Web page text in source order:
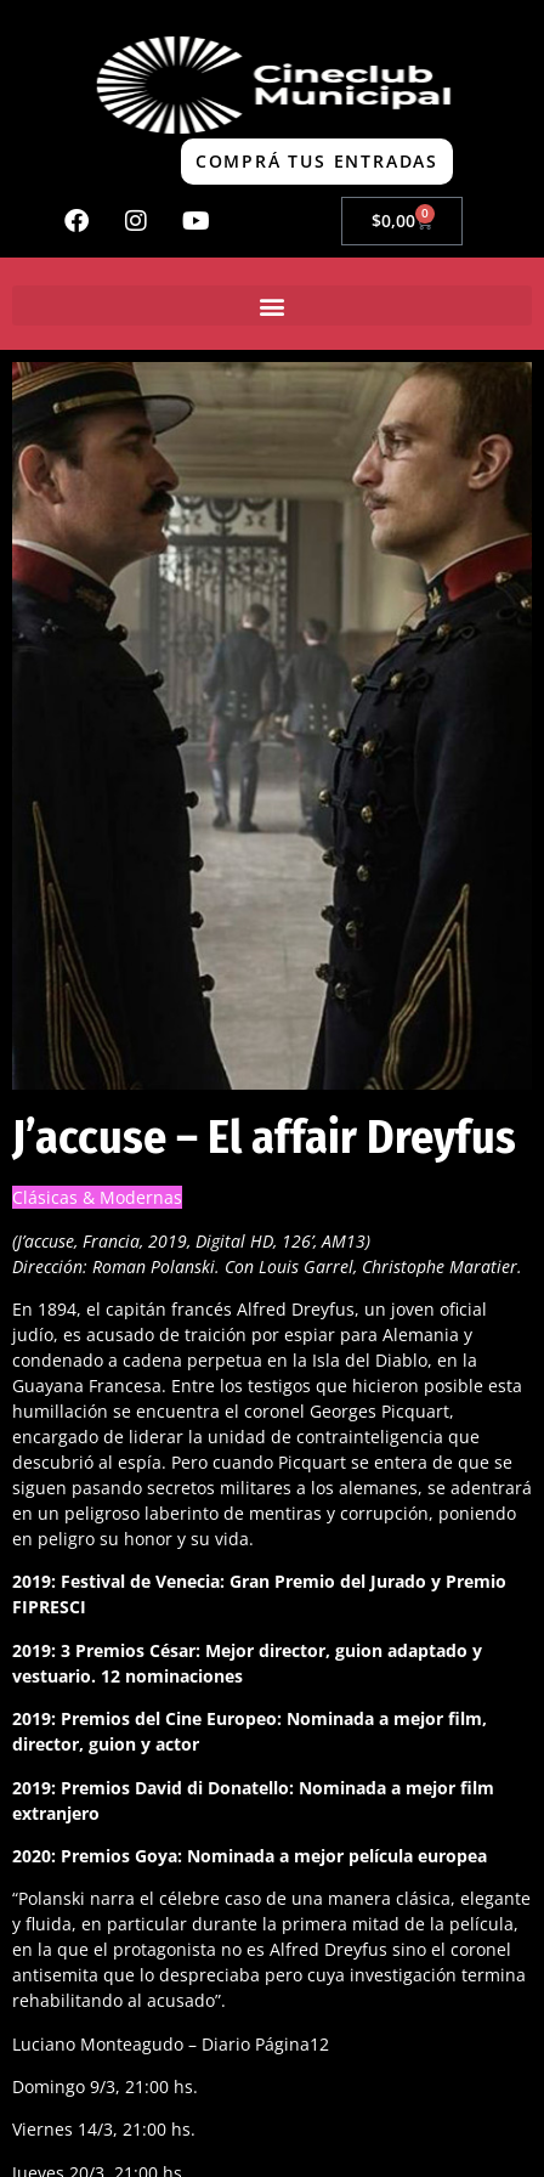
COMPRÁ TUS ENTRADAS
$0,00 0
J’accuse – El affair Dreyfus
Clásicas & Modernas
(J’accuse, Francia, 2019, Digital HD, 126’, AM13)
Dirección: Roman Polanski. Con Louis Garrel, Christophe Maratier.
En 1894, el capitán francés Alfred Dreyfus, un joven oficial
judío, es acusado de traición por espiar para Alemania y
condenado a cadena perpetua en la Isla del Diablo, en la
Guayana Francesa. Entre los testigos que hicieron posible esta
humillación se encuentra el coronel Georges Picquart,
encargado de liderar la unidad de contrainteligencia que
descubrió al espía. Pero cuando Picquart se entera de que se
siguen pasando secretos militares a los alemanes, se adentrará
en un peligroso laberinto de mentiras y corrupción, poniendo
en peligro su honor y su vida.
2019: Festival de Venecia: Gran Premio del Jurado y Premio
FIPRESCI
2019: 3 Premios César: Mejor director, guion adaptado y
vestuario. 12 nominaciones
2019: Premios del Cine Europeo: Nominada a mejor film,
director, guion y actor
2019: Premios David di Donatello: Nominada a mejor film
extranjero
2020: Premios Goya: Nominada a mejor película europea
“Polanski narra el célebre caso de una manera clásica, elegante
y fluida, en particular durante la primera mitad de la película,
en la que el protagonista no es Alfred Dreyfus sino el coronel
antisemita que lo despreciaba pero cuya investigación termina
rehabilitando al acusado”.
Luciano Monteagudo – Diario Página12
Domingo 9/3, 21:00 hs.
Viernes 14/3, 21:00 hs.